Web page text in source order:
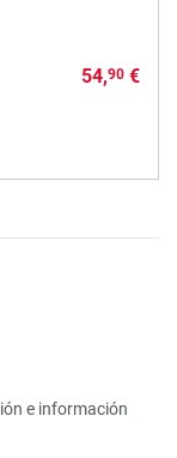
54,90€
e información